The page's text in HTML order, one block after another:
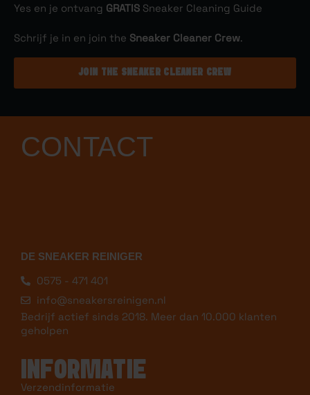
Yes en je ontvang GRATIS Sneaker Cleaning Guide
Schrijf je in en join the Sneaker Cleaner Crew.
JOIN THE SNEAKER CLEANER CREW
CONTACT
DE SNEAKER REINIGER
0575 - 471 401
info@sneakersreinigen.nl
Bedrijf actief sinds 2018. Meer dan 10.000 klanten
geholpen
INFORMATIE
Verzendinformatie